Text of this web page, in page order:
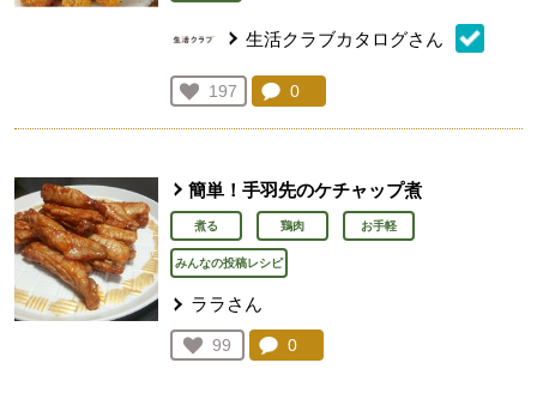
生活クラブカタログさん
お気に入り登録：
197
人が登録
コメント：
0
簡単！手羽先のケチャップ煮
煮る 鶏肉 お手軽
みんなの投稿レシピ
ララさん
お気に入り登録：
99
人が登録
コメント：
0